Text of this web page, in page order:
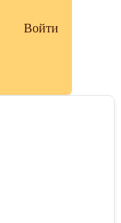
Войти